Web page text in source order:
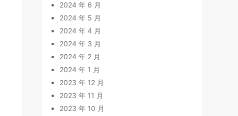
2024 年 6 月
2024 年 5 月
2024 年 4 月
2024 年 3 月
2024 年 2 月
2024 年 1 月
2023 年 12 月
2023 年 11 月
2023 年 10 月